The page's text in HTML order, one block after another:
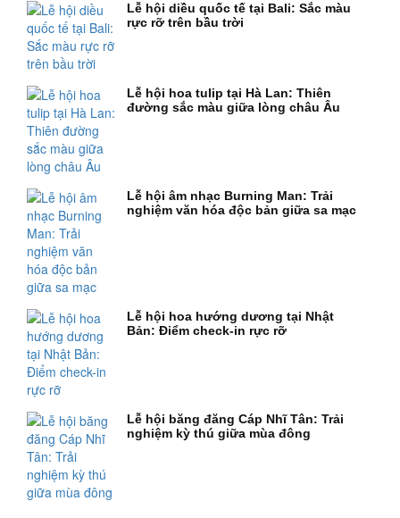
Lễ hội diều quốc tế tại Bali: Sắc màu
rực rỡ trên bầu trời
Lễ hội hoa tulip tại Hà Lan: Thiên
đường sắc màu giữa lòng châu Âu
Lễ hội âm nhạc Burning Man: Trải
nghiệm văn hóa độc bản giữa sa mạc
Lễ hội hoa hướng dương tại Nhật
Bản: Điểm check-in rực rỡ
Lễ hội băng đăng Cáp Nhĩ Tân: Trải
nghiệm kỳ thú giữa mùa đông